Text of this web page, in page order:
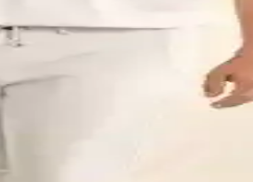
Önerileri
aylarında ideal tercih. Dar kesim ve
ürünlerin günlük kullanım ve
Analizi